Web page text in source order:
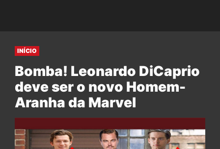
INÍCIO
Bomba! Leonardo DiCaprio
deve ser o novo Homem-
Aranha da Marvel